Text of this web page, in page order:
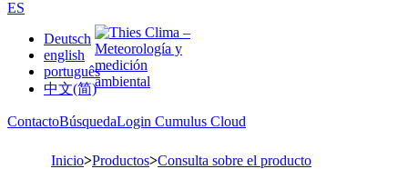
ES
Deutsch
english
português
中文(简)
ContactoBúsquedaLogin Cumulus Cloud
Inicio>Productos>Consulta sobre el producto